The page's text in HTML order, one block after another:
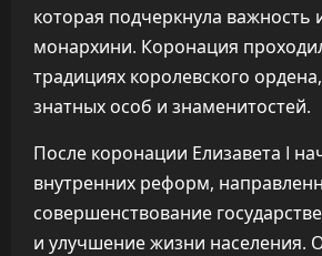
которая подчеркнула важность
монархини. Коронация
традициях королевского
знатных особ и знаменитостей.
После коронации Елизавета I
внутренних реформ,
совершенствование
и улучшение жизни населения.